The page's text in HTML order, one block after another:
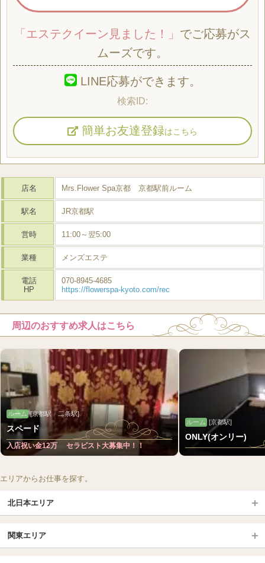
「エステクイーン見ました！」 でご応募がス
ムーズです。
LINE応募ができます。
簡単お友達登録はこちら
店名 Mrs.Flower Spa京都 京都駅前ルーム
駅名 JR京都駅
営時 11:00～翌5:00
業種 メンズエステ
電話
HP
070-8945-4685
https://flowerspa-kyoto.com/rec
周辺のおすすめ求人はこちら
ルーム [京都駅 二条駅]
スペード
入店祝い金12万 セラピスト大募集中！！
ルーム [京都駅]
ONLY(オンリー)
エリアからお仕事を探す。
北日本エリア
北海道（札幌・旭川・函館）
青森
関東エリア